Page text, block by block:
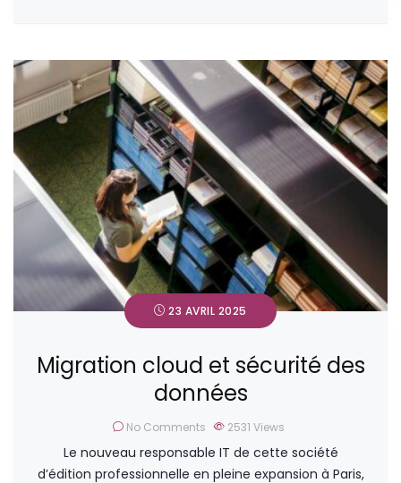
23 AVRIL 2025
Migration cloud et sécurité des
données
No Comments 2531 Views
Le nouveau responsable IT de cette société
d’édition professionnelle en pleine expansion à Paris,